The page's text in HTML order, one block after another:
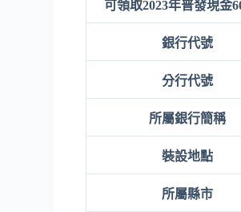
可領取2023年普發現金
銀行代號
分行代號
所屬銀行簡稱
裝設地點
所屬縣市